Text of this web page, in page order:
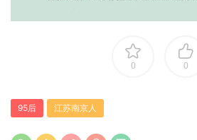
0 0
95后 江苏南京人